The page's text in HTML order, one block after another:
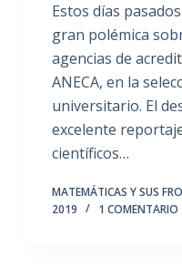
Estos días
gran polémica
agencias de
ANECA, en la
universitario. El
excelente
científicos…
MATEMÁTICAS Y SUS
2019
1 COMENTARIO